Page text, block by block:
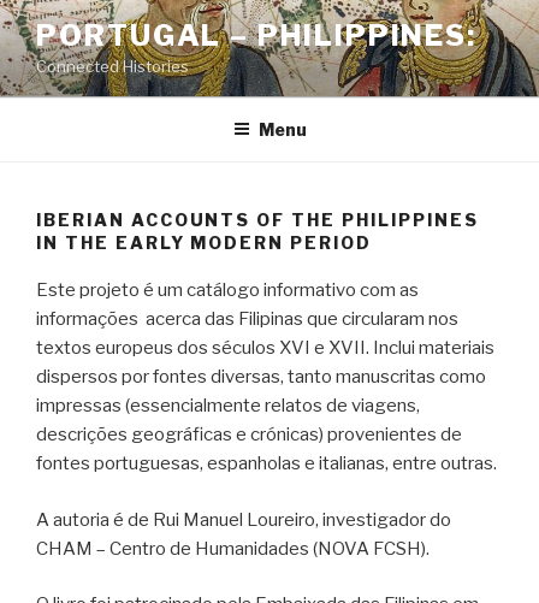
Skip
to
content
PORTUGAL – PHILIPPINES:
Connected Histories
Menu
IBERIAN ACCOUNTS OF THE PHILIPPINES
IN THE EARLY MODERN PERIOD
Este projeto é um catálogo informativo com as
informações acerca das Filipinas que circularam nos
textos europeus dos séculos XVI e XVII. Inclui materiais
dispersos por fontes diversas, tanto manuscritas como
impressas (essencialmente relatos de viagens,
descrições geográficas e crónicas) provenientes de
fontes portuguesas, espanholas e italianas, entre outras.
A autoria é de Rui Manuel Loureiro, investigador do
CHAM – Centro de Humanidades (NOVA FCSH).